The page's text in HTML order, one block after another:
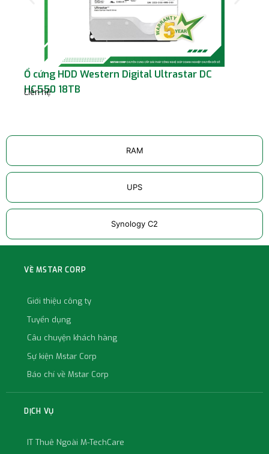
RAM
UPS
Synology C2
Ổ cứng HDD Western Digital Ultrastar DC
HC550 18TB
Liên hệ
VỀ MSTAR CORP
Giới thiệu công ty
Tuyển dụng
Câu chuyện khách hàng
Sự kiện Mstar Corp
Báo chí về Mstar Corp
DỊCH VỤ
IT Thuê Ngoài M-TechCare